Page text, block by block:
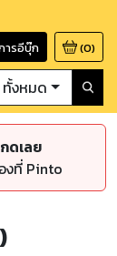
ารอีบุ๊ก (0)
ทั้งหมด
ดเลย
งที่ Pinto